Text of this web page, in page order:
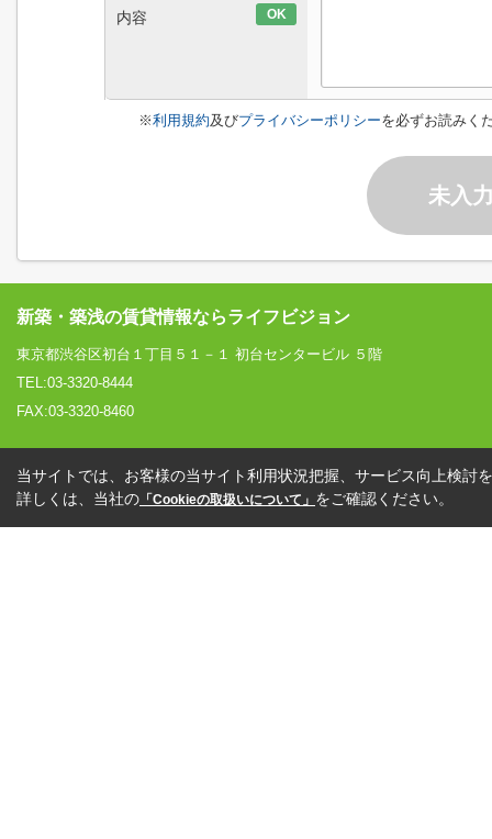
内容 OK
※利用規約及びプライバシーポリシーを必ずお読みく
未入
新築・築浅の賃貸情報ならライフビジョン
東京都渋谷区初台１丁目５１－１ 初台センタービル ５階
TEL:03-3320-8444
FAX:03-3320-8460
当サイトでは、お客様の当サイト利用状況把握、サービス向上検討
詳しくは、当社の 「Cookieの取扱いについて」 をご確認ください。